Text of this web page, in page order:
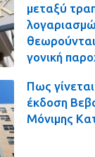
μεταξύ
γονική
Πως
έκδοση
Μόνιμης